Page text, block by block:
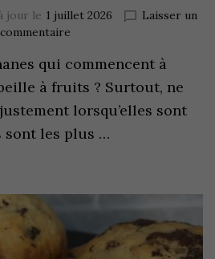
jour le 1 juillet 2026
Laisser un
commentaire
qui commencent à
à fruits ? Surtout, ne
lorsqu’elles sont
sont les plus …